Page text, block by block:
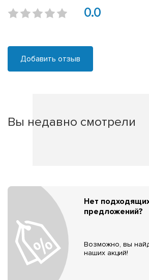
0.0
Добавить отзыв
Вы недавно смотрели
Нет
предложений?
Возможно, вы
наших акций!